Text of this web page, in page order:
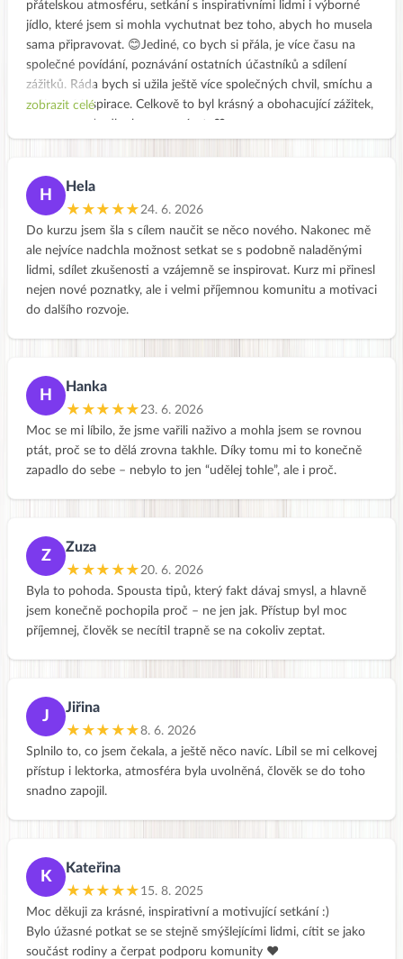
přátelskou atmosféru, setkání s inspirativními lidmi i výborné
jídlo, které jsem si mohla vychutnat bez toho, abych ho musela
sama připravovat. 😊Jediné, co bych si přála, je více času na
společné povídání, poznávání ostatních účastníků a sdílení
zážitků. Ráda bych si užila ještě více společných chvil, smíchu a
vzájemné inspirace. Celkově to byl krásný a obohacující zážitek,
zobrazit celé
H
Hela
★★★★★24. 6. 2026
Do kurzu jsem šla s cílem naučit se něco nového. Nakonec mě
ale nejvíce nadchla možnost setkat se s podobně naladěnými
lidmi, sdílet zkušenosti a vzájemně se inspirovat. Kurz mi přinesl
nejen nové poznatky, ale i velmi příjemnou komunitu a motivaci
do dalšího rozvoje.
H
Hanka
★★★★★23. 6. 2026
Moc se mi líbilo, že jsme vařili naživo a mohla jsem se rovnou
ptát, proč se to dělá zrovna takhle. Díky tomu mi to konečně
zapadlo do sebe – nebylo to jen “udělej tohle”, ale i proč.
Z
Zuza
★★★★★20. 6. 2026
Byla to pohoda. Spousta tipů, který fakt dávaj smysl, a hlavně
jsem konečně pochopila proč – ne jen jak. Přístup byl moc
příjemnej, člověk se necítil trapně se na cokoliv zeptat.
J
Jiřina
★★★★★8. 6. 2026
Splnilo to, co jsem čekala, a ještě něco navíc. Líbil se mi celkovej
přístup i lektorka, atmosféra byla uvolněná, člověk se do toho
snadno zapojil.
K
Kateřina
★★★★★ 15. 8. 2025
Moc děkuji za krásné, inspirativní a motivující setkání :)
Bylo úžasné potkat se se stejně smýšlejícími lidmi, cítit se jako
součást rodiny a čerpat podporu komunity ❤️